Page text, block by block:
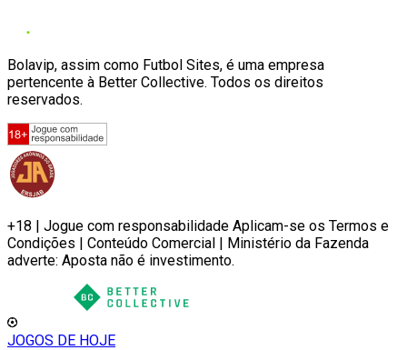
Bolavip, assim como Futbol Sites, é uma empresa
pertencente à Better Collective. Todos os direitos
reservados.
+18 | Jogue com responsabilidade Aplicam-se os Termos e
Condições | Conteúdo Comercial | Ministério da Fazenda
adverte: Aposta não é investimento.
JOGOS DE HOJE